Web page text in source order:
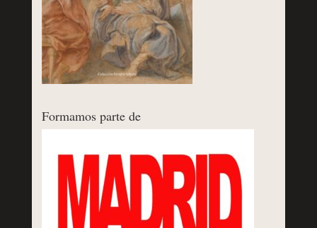
Formamos parte de